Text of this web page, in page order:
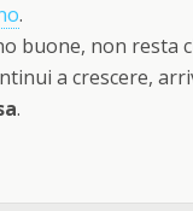
.
buone, non resta
a crescere,
.